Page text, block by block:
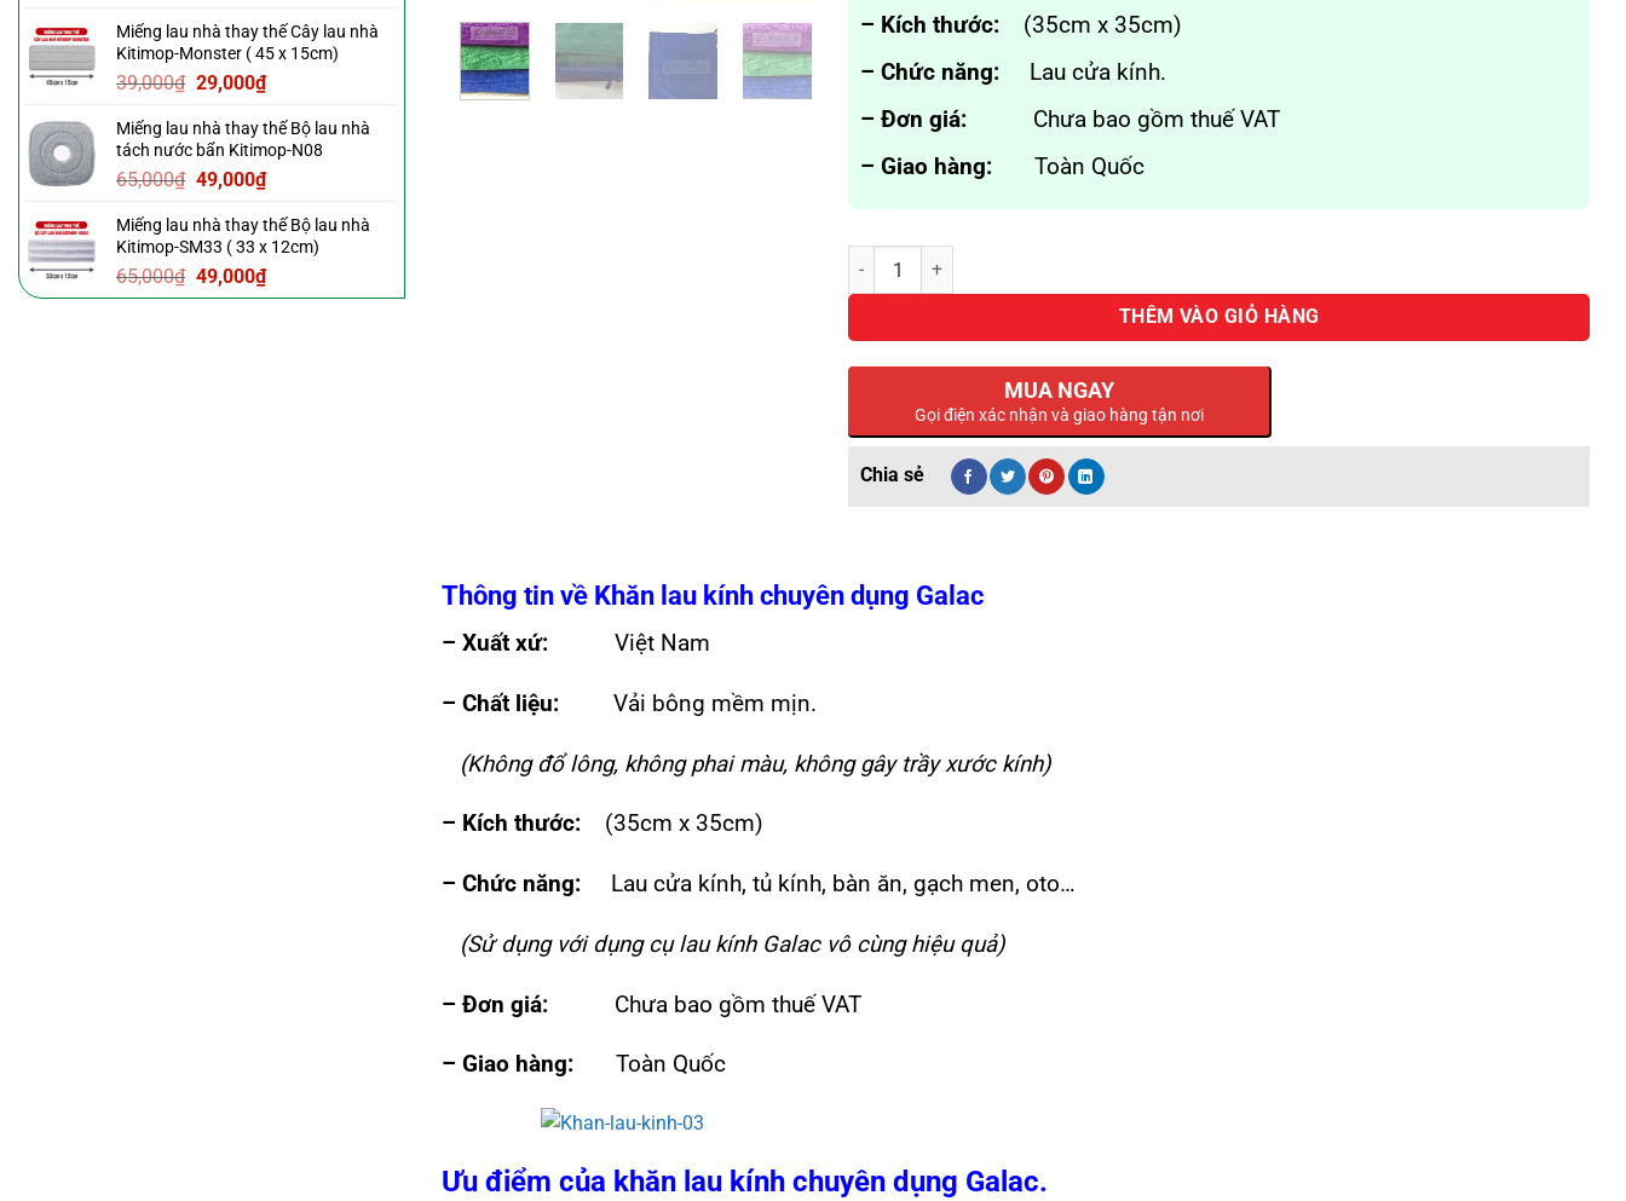
20,000₫.
– Kích thước: (35cm x 35cm)
– Chức năng: Lau cửa kính.
– Đơn giá: Chưa bao gồm thuế VAT
– Giao hàng: Toàn Quốc
Khăn Lau Kính Chuyên Dụng Galac số lượng
THÊM VÀO GIỎ HÀNG
MUA NGAY
Gọi điện xác nhận và giao hàng tận nơi
Thông tin về Khăn lau kính chuyên dụng Galac
– Xuất xứ: Việt Nam
– Chất liệu: Vải bông mềm mịn.
(Không đổ lông, không phai màu, không gây trầy xước kính)
– Kích thước: (35cm x 35cm)
– Chức năng: Lau cửa kính, tủ kính, bàn ăn, gạch men, oto…
(Sử dụng với dụng cụ lau kính Galac vô cùng hiệu quả)
– Đơn giá: Chưa bao gồm thuế VAT
– Giao hàng: Toàn Quốc
Ưu điểm của khăn lau kính chuyên dụng Galac.
là:
39,000₫.
tại
là:
29,000₫.
Miếng lau nhà thay thế Cây lau nhà
Kitimop-Monster ( 45 x 15cm)
39,000₫ Giá
là:
39,000₫.
29,000₫Giá
tại
là:
29,000₫.
Miếng lau nhà thay thế Bộ lau nhà
tách nước bẩn Kitimop-N08
65,000₫ Giá
là:
65,000₫.
49,000₫Giá
tại
là:
49,000₫.
Miếng lau nhà thay thế Bộ lau nhà
Kitimop-SM33 ( 33 x 12cm)
65,000₫ Giá
gốc
49,000₫Giá
hiện